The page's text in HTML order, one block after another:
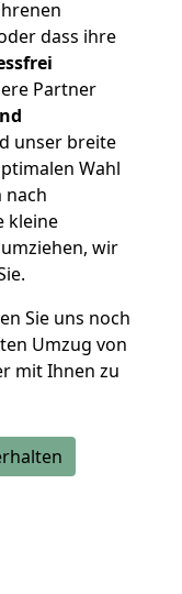
dass ihre
Partner
unser breite
Wahl
nach
kleine
wir
Sie uns noch
Umzug von
mit Ihnen zu